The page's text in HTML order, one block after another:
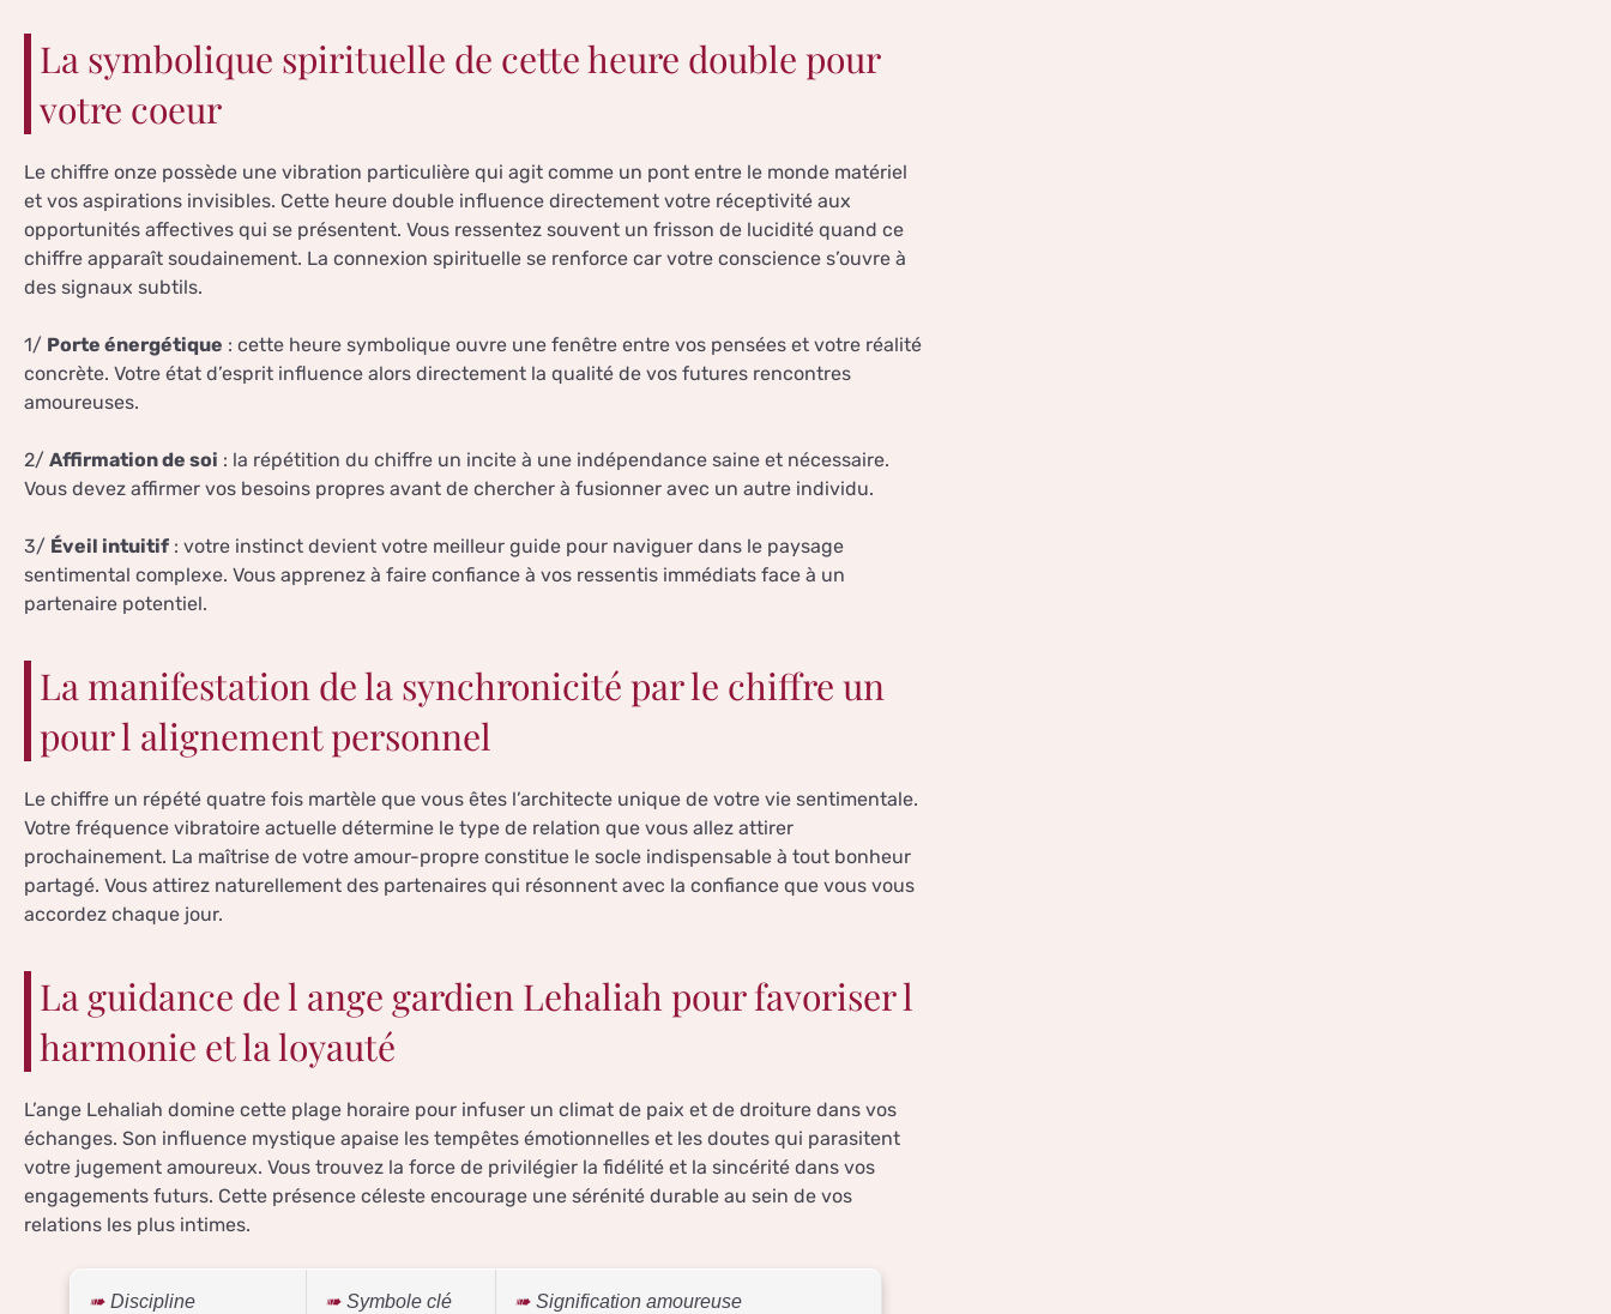
La symbolique spirituelle de cette heure double pour
votre coeur
Le chiffre onze possède une vibration particulière qui agit comme un pont entre le monde matériel
et vos aspirations invisibles. Cette heure double influence directement votre réceptivité aux
opportunités affectives qui se présentent. Vous ressentez souvent un frisson de lucidité quand ce
chiffre apparaît soudainement. La connexion spirituelle se renforce car votre conscience s’ouvre à
des signaux subtils.
1/ Porte énergétique : cette heure symbolique ouvre une fenêtre entre vos pensées et votre réalité
concrète. Votre état d’esprit influence alors directement la qualité de vos futures rencontres
amoureuses.
2/ Affirmation de soi : la répétition du chiffre un incite à une indépendance saine et nécessaire.
Vous devez affirmer vos besoins propres avant de chercher à fusionner avec un autre individu.
3/ Éveil intuitif : votre instinct devient votre meilleur guide pour naviguer dans le paysage
sentimental complexe. Vous apprenez à faire confiance à vos ressentis immédiats face à un
partenaire potentiel.
La manifestation de la synchronicité par le chiffre un
pour l alignement personnel
Le chiffre un répété quatre fois martèle que vous êtes l’architecte unique de votre vie sentimentale.
Votre fréquence vibratoire actuelle détermine le type de relation que vous allez attirer
prochainement. La maîtrise de votre amour-propre constitue le socle indispensable à tout bonheur
partagé. Vous attirez naturellement des partenaires qui résonnent avec la confiance que vous vous
accordez chaque jour.
La guidance de l ange gardien Lehaliah pour favoriser l
harmonie et la loyauté
L’ange Lehaliah domine cette plage horaire pour infuser un climat de paix et de droiture dans vos
échanges. Son influence mystique apaise les tempêtes émotionnelles et les doutes qui parasitent
votre jugement amoureux. Vous trouvez la force de privilégier la fidélité et la sincérité dans vos
engagements futurs. Cette présence céleste encourage une sérénité durable au sein de vos
relations les plus intimes.
Discipline Symbole clé Signification amoureuse